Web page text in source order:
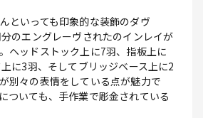
といっても印象的な装飾のダヴ
分のエングレーヴされたのインレイが
ヘッドストック上に7羽、指板上に
に3羽、そしてブリッジベース上に2
別々の表情をしている点が魅力で
ついても、手作業で彫金されている